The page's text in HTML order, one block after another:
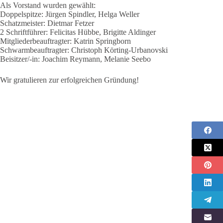
Als Vorstand wurden gewählt:
Doppelspitze: Jürgen Spindler, Helga Weller
Schatzmeister: Dietmar Fetzer
2 Schriftführer: Felicitas Hübbe, Brigitte Aldinger
Mitgliederbeauftragter: Katrin Springborn
Schwarmbeauftragter: Christoph Körting-Urbanovski
Beisitzer/-in: Joachim Reymann, Melanie Seebo
Wir gratulieren zur erfolgreichen Gründung!